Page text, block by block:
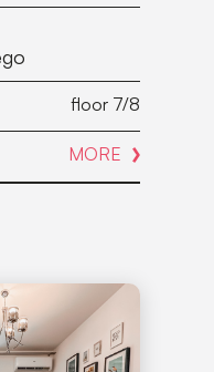
floor 7/8
MORE